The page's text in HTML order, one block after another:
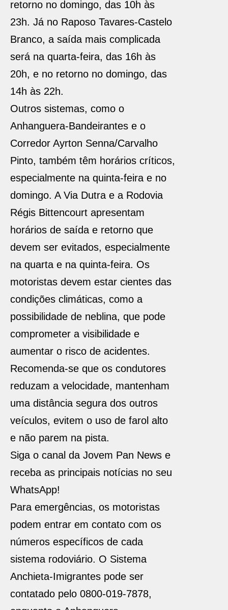
retorno no domingo, das 10h às
23h. Já no Raposo Tavares-Castelo
Branco, a saída mais complicada
será na quarta-feira, das 16h às
20h, e no retorno no domingo, das
14h às 22h.
Outros sistemas, como o
Anhanguera-Bandeirantes e o
Corredor Ayrton Senna/Carvalho
Pinto, também têm horários críticos,
especialmente na quinta-feira e no
domingo. A Via Dutra e a Rodovia
Régis Bittencourt apresentam
horários de saída e retorno que
devem ser evitados, especialmente
na quarta e na quinta-feira. Os
motoristas devem estar cientes das
condições climáticas, como a
possibilidade de neblina, que pode
comprometer a visibilidade e
aumentar o risco de acidentes.
Recomenda-se que os condutores
reduzam a velocidade, mantenham
uma distância segura dos outros
veículos, evitem o uso de farol alto
e não parem na pista.
Siga o canal da Jovem Pan News e
receba as principais notícias no seu
WhatsApp!
Para emergências, os motoristas
podem entrar em contato com os
números específicos de cada
sistema rodoviário. O Sistema
Anchieta-Imigrantes pode ser
contatado pelo 0800-019-7878,